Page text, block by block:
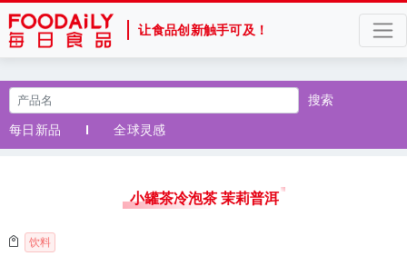
让食品创新触手可及！
搜索
每日新品
全球灵感
小罐茶冷泡茶 茉莉普洱
饮料